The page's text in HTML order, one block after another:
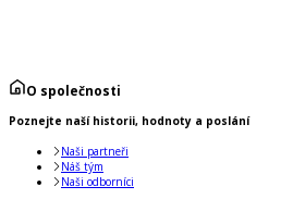
O společnosti
Poznejte naší historii, hodnoty a poslání
Naši partneři
Náš tým
Naši odborníci